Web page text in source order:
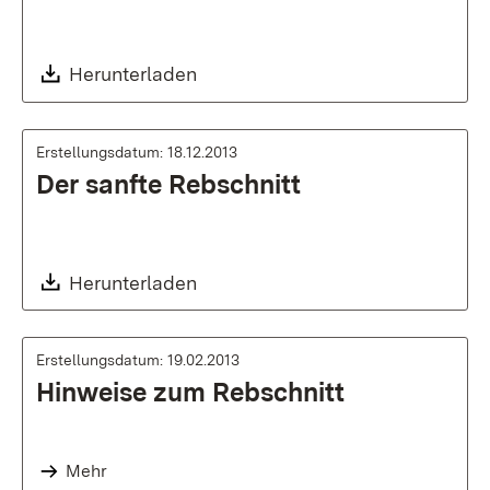
Download:
Herunterladen
Erstellungsdatum: 18.12.2013
Der sanfte Rebschnitt
Download:
Herunterladen
Erstellungsdatum: 19.02.2013
Hinweise zum Rebschnitt
Mehr